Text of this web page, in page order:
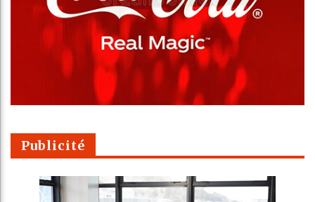
Publicité